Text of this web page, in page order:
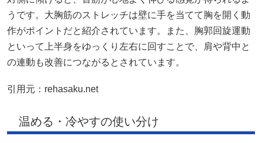
うです。大胸筋のストレッチは壁に手を当てて胸を開く動
作がポイントだと紹介されています。また、胸郭回旋運動
といって上半身をゆっくり左右に回すことで、肩や背中と
の連動も改善につながるとされています。
引用元： rehasaku.net
温める・冷やすの使い分け